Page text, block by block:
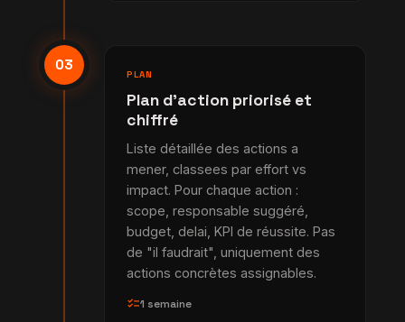
03
PLAN
Plan d'action priorisé et
chiffré
Liste détaillée des actions a
mener, classees par effort vs
impact. Pour chaque action :
scope, responsable suggéré,
budget, delai, KPI de réussite. Pas
de "il faudrait", uniquement des
actions concrètes assignables.
checklist1 semaine